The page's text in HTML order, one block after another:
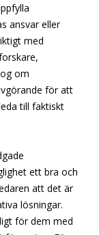
ansvar eller
med
om
för att
till faktiskt
ett bra och
att det är
lösningar.
för dem med